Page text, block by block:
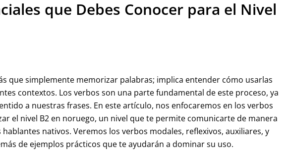
que Debes Conocer para el Nivel
que simplemente memorizar palabras; implica entender cómo usarlas
contextos. Los verbos son una parte fundamental de este proceso, ya
a nuestras frases. En este artículo, nos enfocaremos en los verbos
el nivel B2 en noruego, un nivel que te permite comunicarte de manera
nativos. Veremos los verbos modales, reflexivos, auxiliares, y
de ejemplos prácticos que te ayudarán a dominar su uso.